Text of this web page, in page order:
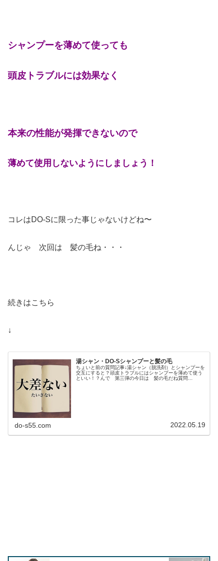
シャンプーを薄めて使っても
頭皮トラブルには効果なく
本来の性能が発揮できないので
薄めて使用しないようにしましょう！
コレはDO-Sに限った事じゃないけどね〜
んじゃ 次回は 髪の毛ね・・・
続きはこちら
↓
湯シャン・DO-Sシャンプーと髪の毛
ちょいと前の質問記事↓湯シャン（脱洗剤）とシャンプーを
交互にすると？頭皮トラブルにはシャンプーを薄めて使う
といい！？んで 第三弾の今日は 髪の毛だね質問
do-s55.com 2022.05.19